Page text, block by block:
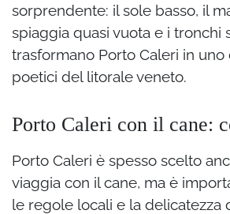
sorprendente: il sole basso, il
spiaggia quasi vuota e i tronchi
trasformano Porto Caleri in
poetici del litorale veneto.
Porto Caleri con il cane:
Porto Caleri è spesso scelto
viaggia con il cane, ma è
le regole locali e la delicatezza